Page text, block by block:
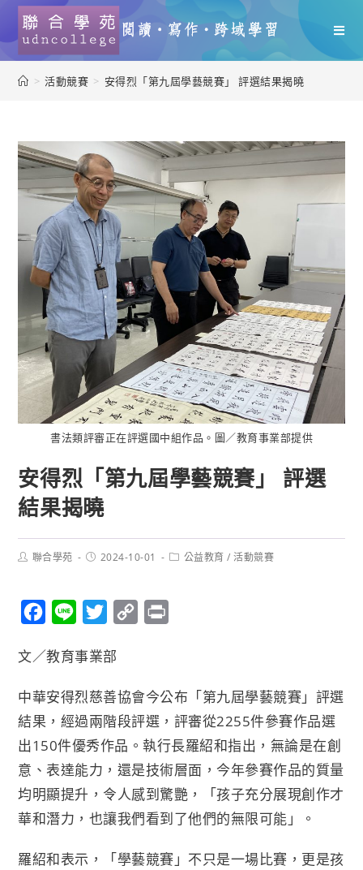
> 活動競賽 > 安得烈「第九屆學藝競賽」 評選結果揭曉
書法類評審正在評選國中組作品。圖／教育事業部提供
安得烈「第九屆學藝競賽」 評選
結果揭曉
聯合學苑 2024-10-01 公益教育 / 活動競賽
c
b
k
n
i
e
r
L
i
n
k
t
文／教育事業部
中華安得烈慈善協會今公布「第九屆學藝競賽」評選
結果，經過兩階段評選，評審從2255件參賽作品選
出150件優秀作品。執行長羅紹和指出，無論是在創
意、表達能力，還是技術層面，今年參賽作品的質量
均明顯提升，令人感到驚艷，「孩子充分展現創作才
華和潛力，也讓我們看到了他們的無限可能」。
羅紹和表示，「學藝競賽」不只是一場比賽，更是孩